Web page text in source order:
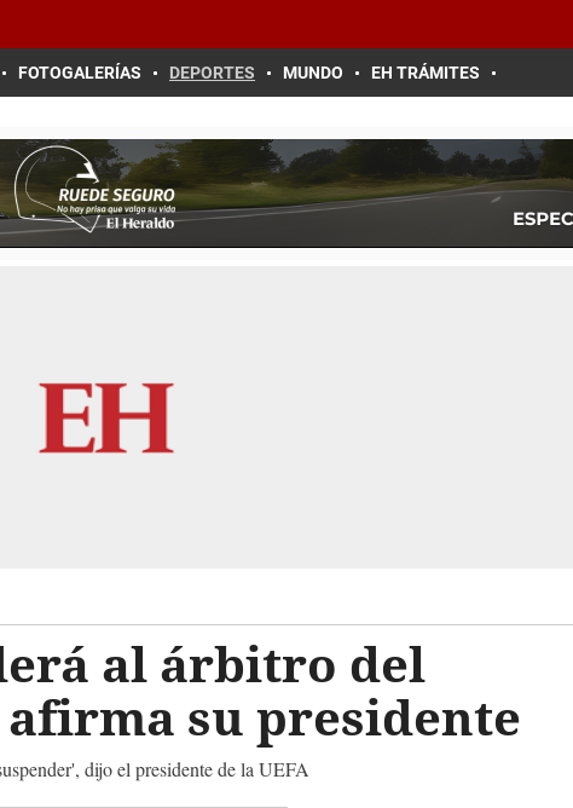
FOTOGALERÍAS DEPORTES MUNDO EH TRÁMITES
al árbitro del
afirma su presidente
dijo el presidente de la UEFA